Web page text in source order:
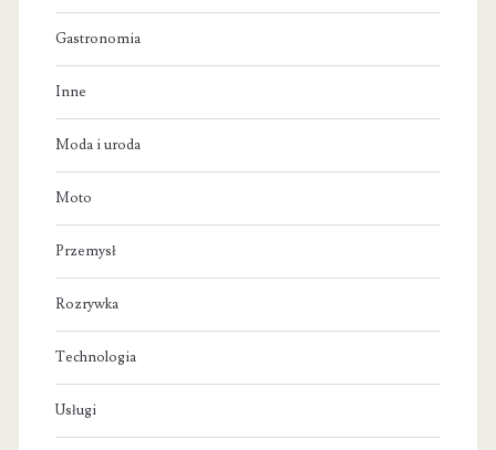
Gastronomia
Inne
Moda i uroda
Moto
Przemysł
Rozrywka
Technologia
Usługi